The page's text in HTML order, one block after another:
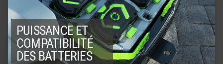
PUISSANCE ET
COMPATIBILITÉ
DES BATTERIES